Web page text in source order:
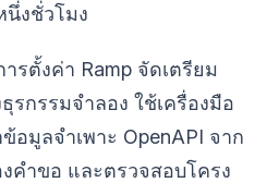
นึ่งชั่วโมง
รตั้งค่า Ramp จัดเตรียม
รกรรมจำลอง ใช้เครื่องมือ
อมูลจำเพาะ OpenAPI จาก
คำขอ และตรวจสอบโครง